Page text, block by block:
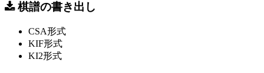
棋譜の書き出し
CSA形式
KIF形式
KI2形式